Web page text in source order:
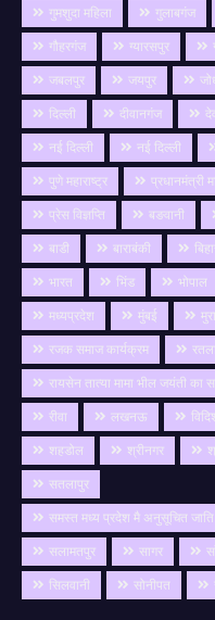
गुमशुदा महिला
गुलाबगंज
गौहरगंज
ग्यारसपुर
जबलपुर
जयपुर
दिल्ली
दीवानगंज
नई दिल्ली
नई दिल्ली
पुणे महाराष्ट्र
प्रधानमंत्री
प्रेस विज्ञप्ति
बङवानी
बाडी
बाराबंकी
भारत
भिंड भोपाल
मध्यप्रदेश
मुंबई
रजक समाज कार्यक्रम
रायसेन तात्या मामा भील जयंती का
रीवा
लखनऊ
शहडोल
श्रीनगर
सतलापुर
समस्त मध्य प्रदेश मै अनुसूचित जाति
सलामतपुर
सागर
सिलवानी
सोनीपत